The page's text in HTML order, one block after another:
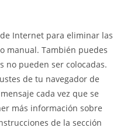
Internet para eliminar las
manual. También puedes
no pueden ser colocadas.
de tu navegador de
cada vez que se
más información sobre
de la sección